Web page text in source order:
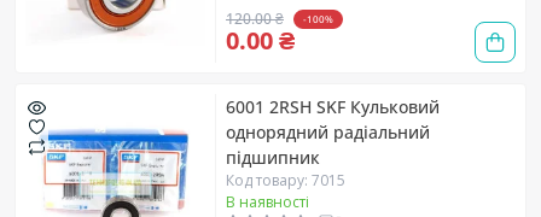
120.00 ₴ -100%
0.00 ₴
6001 2RSH SKF Кульковий
однорядний радіальний
підшипник
Код товару: 7015
В наявності